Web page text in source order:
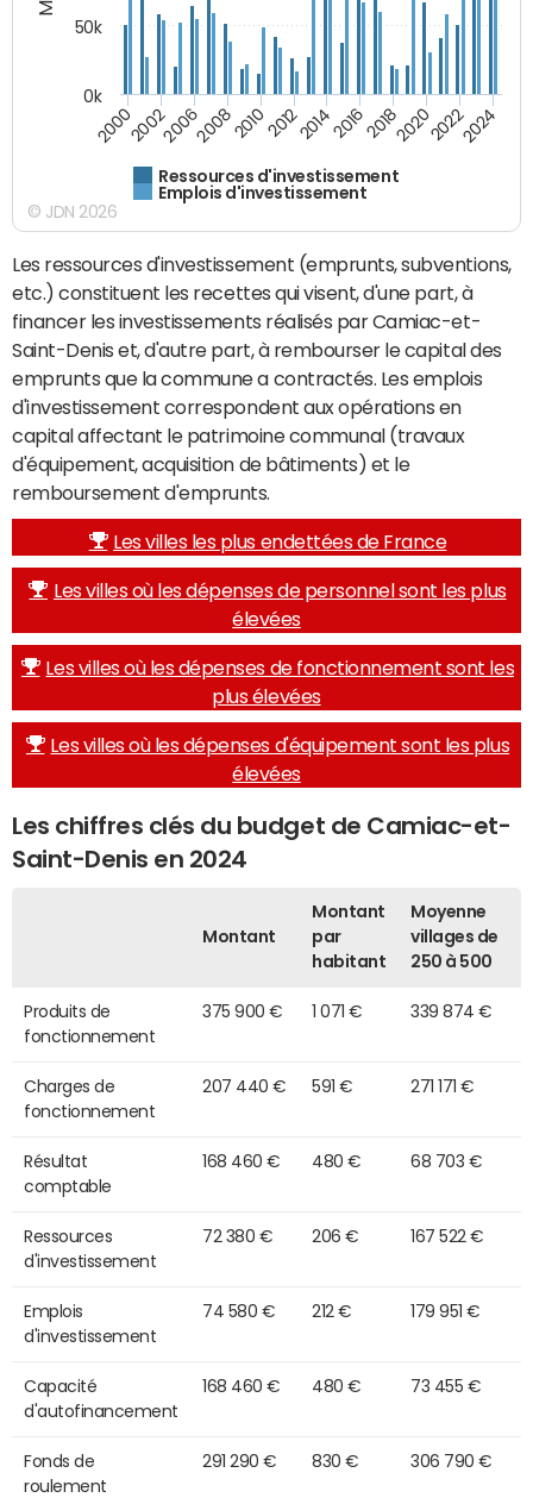
Ressources d'investissement
Emplois d'investissement
200020022006200820102012201420162018202020222024
0k
50k
© JDN 2026
Les ressources d'investissement (emprunts, subventions,
etc.) constituent les recettes qui visent, d'une part, à
financer les investissements réalisés par Camiac-et-
Saint-Denis et, d'autre part, à rembourser le capital des
emprunts que la commune a contractés. Les emplois
d'investissement correspondent aux opérations en
capital affectant le patrimoine communal (travaux
d'équipement, acquisition de bâtiments) et le
remboursement d'emprunts.
Les villes les plus endettées de France
Les villes où les dépenses de personnel sont les plus
élevées
Les villes où les dépenses de fonctionnement sont les
plus élevées
Les villes où les dépenses d'équipement sont les plus
élevées
Les chiffres clés du budget de Camiac-et-
Saint-Denis en 2024
Montant
Montant
par
habitant
Moyenne
villages de
250 à 500
Produits de
fonctionnement
375 900 € 1 071 € 339 874 €
Charges de
fonctionnement
207 440 € 591 € 271 171 €
Résultat
comptable
168 460 € 480 € 68 703 €
Ressources
d'investissement
72 380 € 206 € 167 522 €
Emplois
d'investissement
74 580 € 212 € 179 951 €
Capacité
d'autofinancement
168 460 € 480 € 73 455 €
Fonds de
roulement
291 290 € 830 € 306 790 €